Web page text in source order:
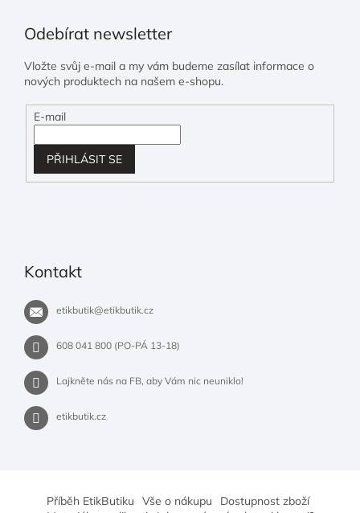
Odebírat newsletter
Vložte svůj e-mail a my vám budeme zasílat informace o
nových produktech na našem e-shopu.
E-mail
PŘIHLÁSIT SE
Kontakt
etikbutik@etikbutik.cz
608 041 800 (PO-PÁ 13-18)
Lajkněte nás na FB, aby Vám nic neuniklo!
etikbutik.cz
Příběh EtikButiku Vše o nákupu
Dostupnost zboží